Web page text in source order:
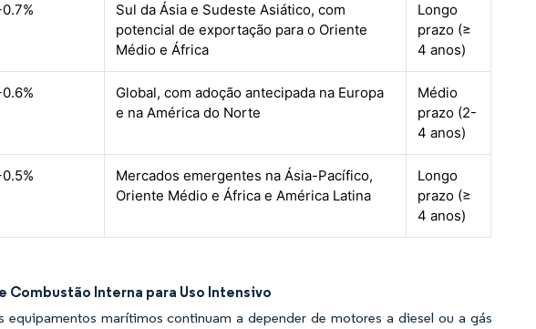
Sul da Ásia e Sudeste Asiático, com
potencial de exportação para o Oriente
Médio e África
Longo
prazo (≥
4 anos)
Global, com adoção antecipada na Europa
e na América do Norte
Médio
prazo (2-
4 anos)
Mercados emergentes na Ásia-Pacífico,
Oriente Médio e África e América Latina
Longo
prazo (≥
4 anos)
Interna para Uso Intensivo
marítimos continuam a depender de motores a diesel ou a gás